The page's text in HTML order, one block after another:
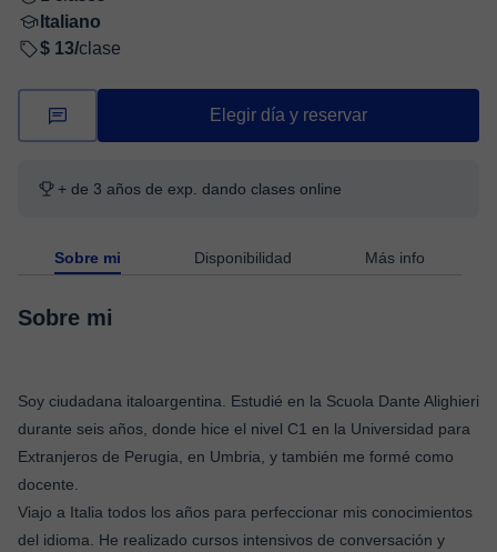
Italiano
$ 13/clase
Elegir día y reservar
+ de 3 años de exp. dando clases online
Sobre mi Disponibilidad Más info
Sobre mi
Soy ciudadana italoargentina. Estudié en la Scuola Dante Alighieri
durante seis años, donde hice el nivel C1 en la Universidad para
Extranjeros de Perugia, en Umbria, y también me formé como
docente.
Viajo a Italia todos los años para perfeccionar mis conocimientos
del idioma. He realizado cursos intensivos de conversación y